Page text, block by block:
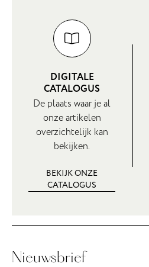
DIGITALE
CATALOGUS
De plaats waar je al
onze artikelen
overzichtelijk kan
bekijken.
BEKIJK ONZE
CATALOGUS
Nieuwsbrief